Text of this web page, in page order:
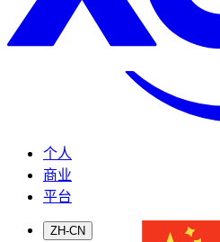
个人
商业
平台
ZH-CN